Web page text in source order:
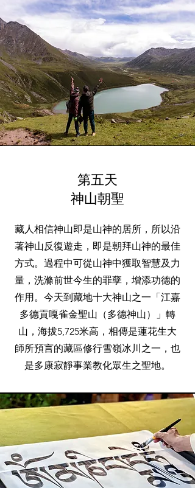
第五天
神山朝聖
藏人相信神山即是山神的居所，所以沿
著神山反復遊走，即是朝拜山神的最佳
方式。過程中可從山神中獲取智慧及力
量，洗滌前世今生的罪孽，增添功德的
作用。今天到藏地十大神山之一「江嘉
多德貢嘎雀金聖山（多德神山）」轉
山，海拔5,725米高，相傳是蓮花生大
師所預言的藏區修行雪嶺冰川之一，也
是多康寂靜事業教化眾生之聖地。